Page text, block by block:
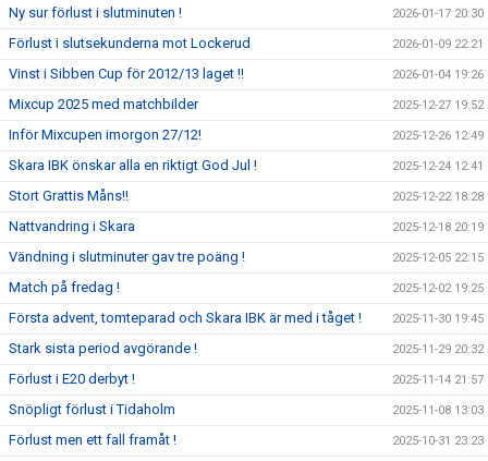
Ny sur förlust i slutminuten ! 2026-01-17 20:30
Förlust i slutsekunderna mot Lockerud 2026-01-09 22:21
Vinst i Sibben Cup för 2012/13 laget !! 2026-01-04 19:26
Mixcup 2025 med matchbilder 2025-12-27 19:52
Inför Mixcupen imorgon 27/12! 2025-12-26 12:49
Skara IBK önskar alla en riktigt God Jul ! 2025-12-24 12:41
Stort Grattis Måns!! 2025-12-22 18:28
Nattvandring i Skara 2025-12-18 20:19
Vändning i slutminuter gav tre poäng ! 2025-12-05 22:15
Match på fredag ! 2025-12-02 19:25
Första advent, tomteparad och Skara IBK är med i tåget ! 2025-11-30 19:45
Stark sista period avgörande ! 2025-11-29 20:32
Förlust i E20 derbyt ! 2025-11-14 21:57
Snöpligt förlust i Tidaholm 2025-11-08 13:03
Förlust men ett fall framåt ! 2025-10-31 23:23